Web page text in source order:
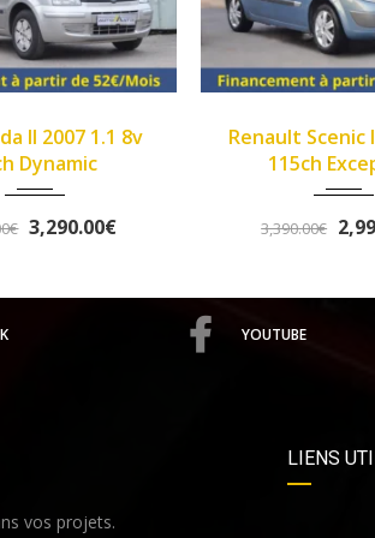
149933
Scenic II 2005 1.6
Exception
2,990.00€
>Opel Corsa
Twinport
5,758.00€
YOUTUBE
vos projets.
LIENS